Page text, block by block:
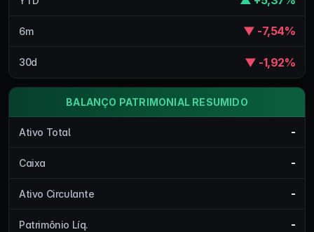
6m ▼ -7,54%
30d ▼ -1,92%
BALANÇO PATRIMONIAL RESUMIDO
Ativo Total -
Caixa -
Ativo Circulante -
Patrimônio Líq. -